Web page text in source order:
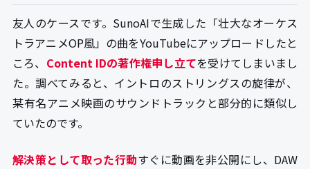
友人のケースです。SunoAIで生成した「壮大なオーケス
トラアニメOP風」の曲をYouTubeにアップロードしたと
ころ、 Content IDの著作権申し立てを受けてしまいまし
た。調べてみると、イントロのストリングスの旋律が、
某有名アニメ映画のサウンドトラックと部分的に類似し
ていたのです。
解決策として取った行動すぐに動画を非公開にし、DAW